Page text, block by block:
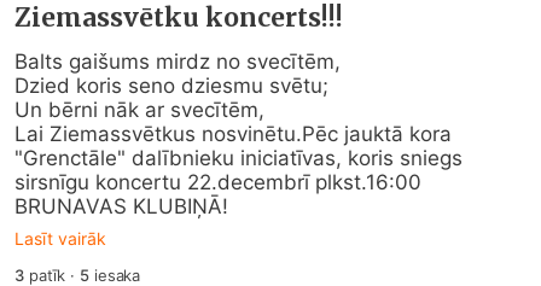
Ziemassvētku koncerts!!!
Balts gaišums mirdz no svecītēm,
Dzied koris seno dziesmu svētu;
Un bērni nāk ar svecītēm,
Lai Ziemassvētkus nosvinētu.Pēc jauktā kora
"Grenctāle" dalībnieku iniciatīvas, koris sniegs
sirsnīgu koncertu 22.decembrī plkst.16:00
BRUNAVAS KLUBIŅĀ!
Lasīt vairāk
3patīk · 5iesaka